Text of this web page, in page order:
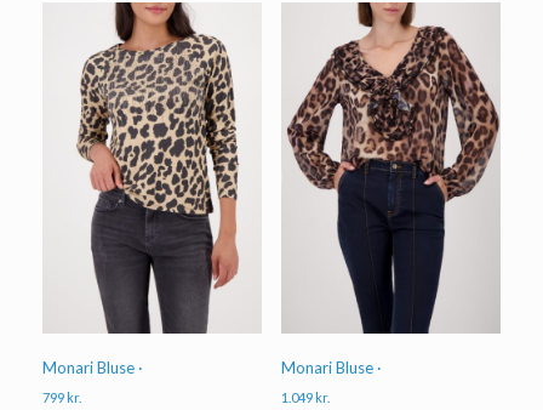
Monari Bluse ·
799kr.
Monari Bluse ·
1.049kr.